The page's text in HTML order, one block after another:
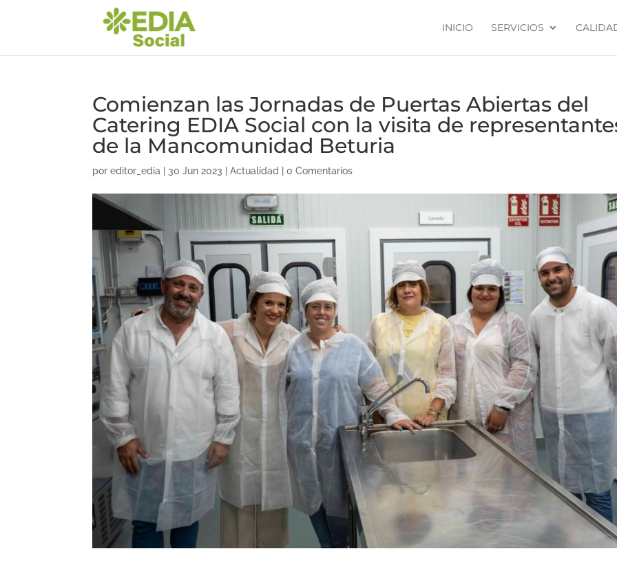
INICIO SERVICIOS
Comienzan las Jornadas de Puertas Abiertas del
Catering EDIA Social con la visita de
de la Mancomunidad Beturia
poreditor_edia 30 Jun 2023 |Actualidad |0 Comentarios